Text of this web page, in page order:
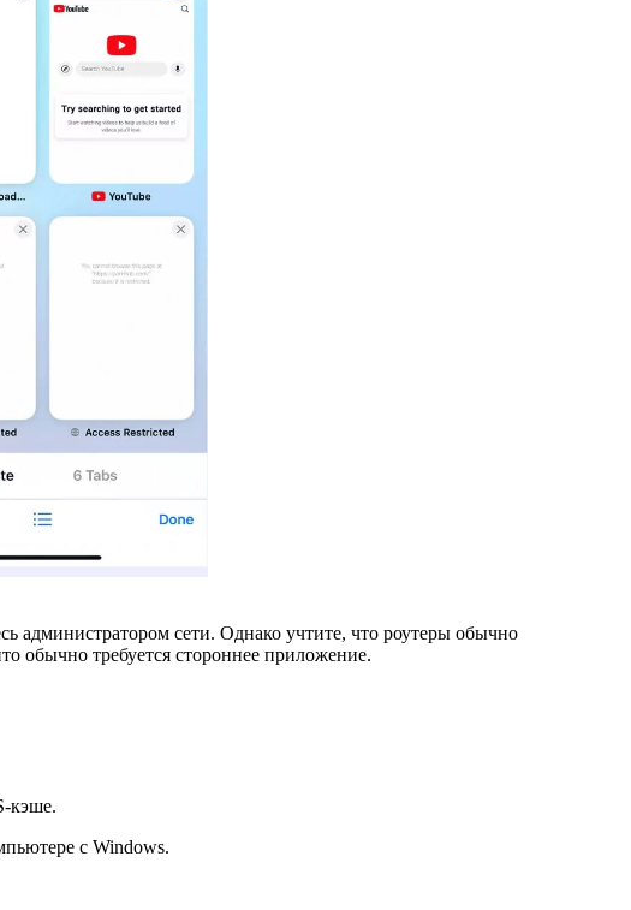
администратором сети. Однако учтите, что роутеры обычно
обычно требуется стороннее приложение.
кэше.
с Windows.